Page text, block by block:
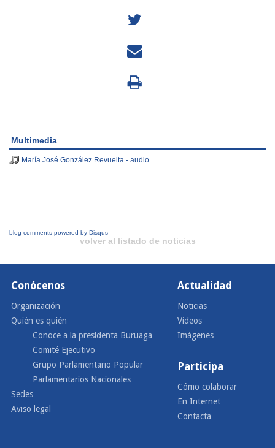
Multimedia
María José González Revuelta - audio
blog comments powered by Disqus
volver al listado de noticias
Conócenos
Organización
Quién es quién
Conoce a la presidenta Buruaga
Comité Ejecutivo
Grupo Parlamentario Popular
Parlamentarios Nacionales
Sedes
Aviso legal
Actualidad
Noticias
Vídeos
Imágenes
Participa
Cómo colaborar
En Internet
Contacta